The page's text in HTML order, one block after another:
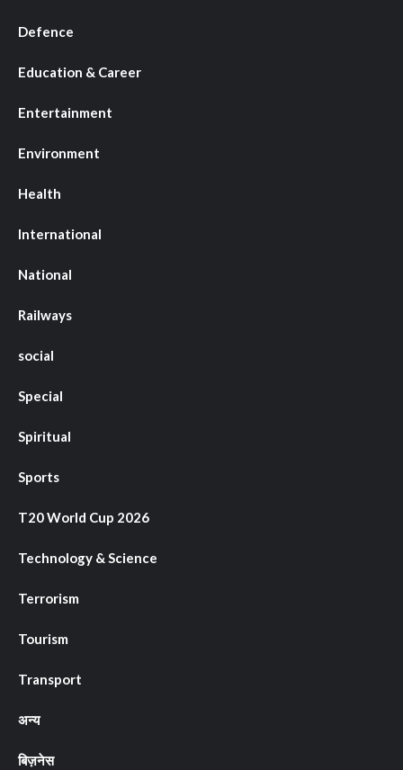
Defence
Education & Career
Entertainment
Environment
Health
International
National
Railways
social
Special
Spiritual
Sports
T20 World Cup 2026
Technology & Science
Terrorism
Tourism
Transport
अन्य
बिज़नेस